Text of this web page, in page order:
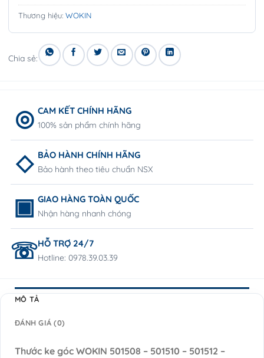
Thương hiệu: WOKIN
Chia sẻ:
CAM KẾT CHÍNH HÃNG
100% sản phẩm chính hãng
BẢO HÀNH CHÍNH HÃNG
Bảo hành theo tiêu chuẩn NSX
GIAO HÀNG TOÀN QUỐC
Nhận hàng nhanh chóng
HỖ TRỢ 24/7
Hotline: 0978.39.03.39
MÔ TẢ
ĐÁNH GIÁ (0)
Thước ke góc WOKIN 501508 – 501510 – 501512 –